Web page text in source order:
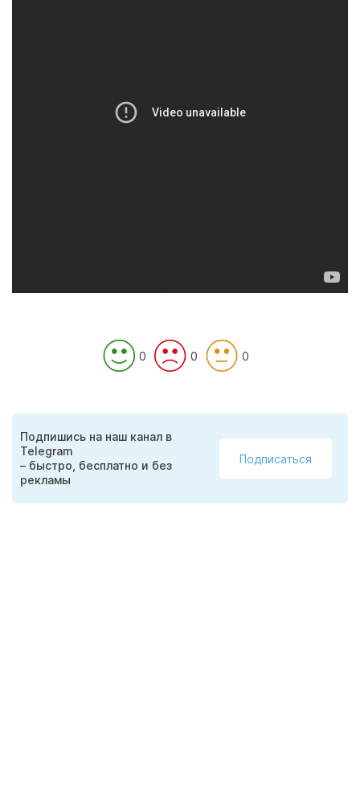
0 0 0
Подпишись на наш канал в
Telegram
– быстро, бесплатно и без
рекламы
Подписаться